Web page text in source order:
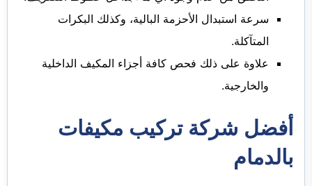
سرعة استبدال الأحزمة البالية، وكذلك البكرات
المتآكلة.
علاوة على ذلك فحص كافة أجزاء المكيف الداخلية
والخارجية.
أفضل شركة تركيب مكيفات
بالدمام